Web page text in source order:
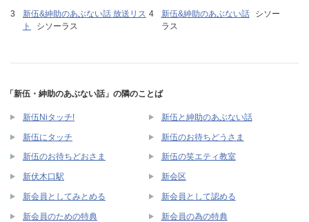
新伍&紳助のあぶない話 放送リス
ト
シソーラス
新伍&紳助のあぶない話
シソー
ラス
「新伍・紳助のあぶない話」の隣のことば
新伍Niタッチ! 新伍と紳助のあぶない話
新伍にタッチ 新伍のお待ちどうさま
新伍のお待ちどおさま 新伍の笑エティ教室
新伏木口駅 新会区
新会員としてみとめる 新会員として認める
新会員のための特典 新会員の為の特典